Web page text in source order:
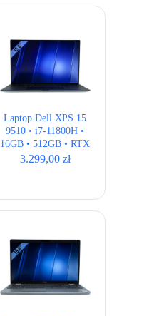
Laptop Dell XPS 15
9510 • i7-11800H •
16GB • 512GB • RTX
3050Ti 4GB • 15,6″
3.299,00 zł